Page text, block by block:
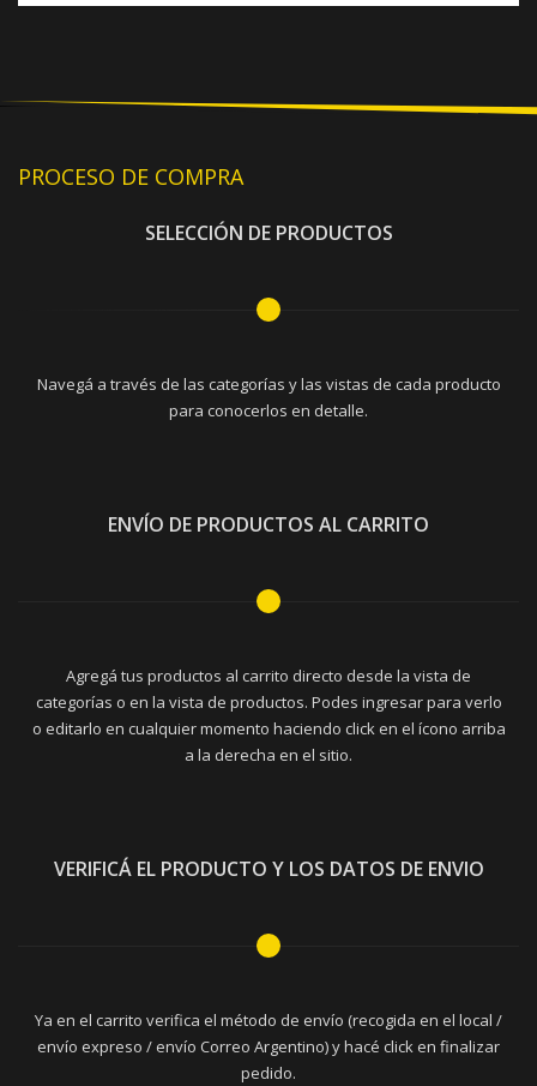
PROCESO DE COMPRA
SELECCIÓN DE PRODUCTOS
Navegá a través de las categorías y las vistas de cada producto
para conocerlos en detalle.
ENVÍO DE PRODUCTOS AL CARRITO
Agregá tus productos al carrito directo desde la vista de
categorías o en la vista de productos. Podes ingresar para verlo
o editarlo en cualquier momento haciendo click en el ícono arriba
a la derecha en el sitio.
VERIFICÁ EL PRODUCTO Y LOS DATOS DE ENVIO
Ya en el carrito verifica el método de envío (recogida en el local /
envío expreso / envío Correo Argentino) y hacé click en finalizar
pedido.